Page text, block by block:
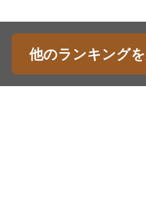
他のランキング